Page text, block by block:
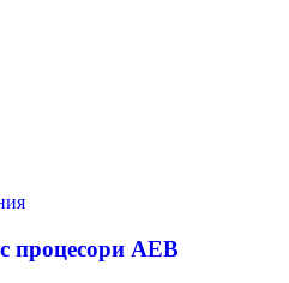
процесори AEB